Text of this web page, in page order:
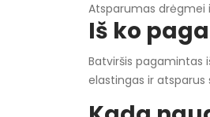
Atsparumas drėgmei
Iš ko
Batviršis pagamintas
elastingas ir atsparus